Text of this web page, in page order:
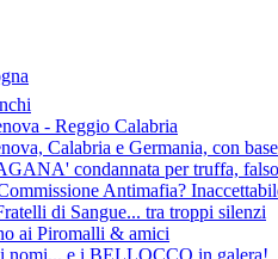
- Reggio Calabria
Calabria e Germania, con
condannata per truffa,
Antimafia?
di Sangue... tra troppi silenzi
ai Piromalli & amici
e i BELLOCCO in galera!